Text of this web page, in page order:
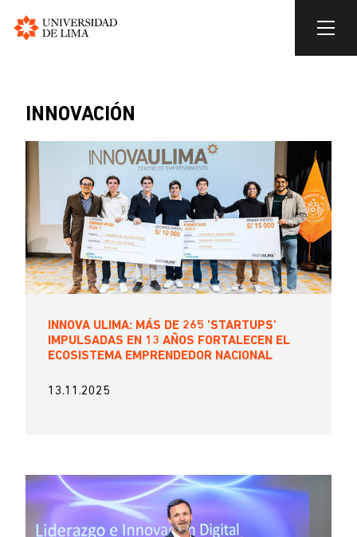
contenido
INNOVACIÓN
INNOVA ULIMA: MÁS DE 265 'STARTUPS'
IMPULSADAS EN 13 AÑOS FORTALECEN EL
ECOSISTEMA EMPRENDEDOR NACIONAL
13.11.2025